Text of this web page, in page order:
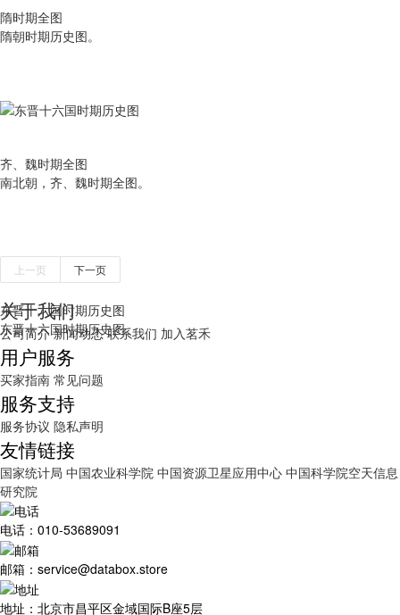
隋时期全图
隋朝时期历史图。
齐、魏时期全图
南北朝，齐、魏时期全图。
东晋十六国时期历史图
东晋十六国时期历史图。
上一页 下一页
关于我们
公司简介 新闻动态 联系我们 加入茗禾
用户服务
买家指南 常见问题
服务支持
服务协议 隐私声明
友情链接
国家统计局 中国农业科学院 中国资源卫星应用中心 中国科学院空天信息
研究院
电话：010-53689091
邮箱：service@databox.store
地址：北京市昌平区金域国际B座5层